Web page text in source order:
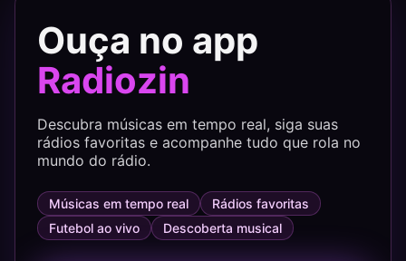
Ouça no app
Radiozin
Descubra músicas em tempo real, siga suas
rádios favoritas e acompanhe tudo que rola no
mundo do rádio.
Músicas em tempo real
Rádios favoritas
Futebol ao vivo
Descoberta musical